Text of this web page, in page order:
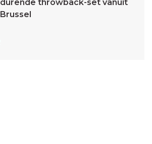
durende throwback-set vanuit
Brussel